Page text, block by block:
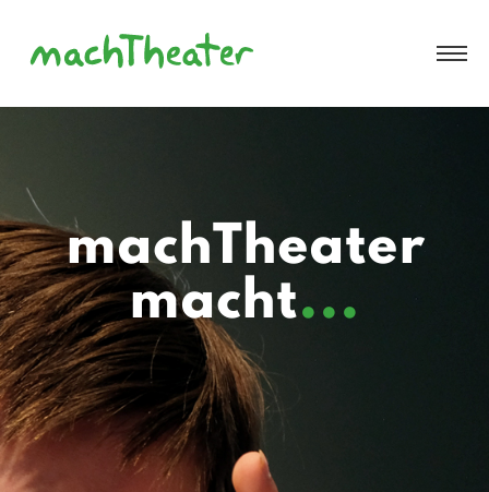
machTheater
macht...